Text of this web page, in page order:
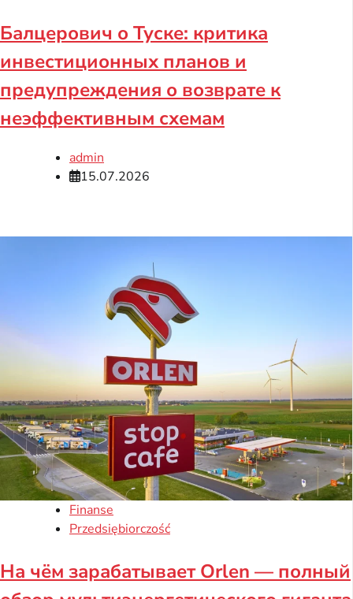
Балцерович о Туске: критика
инвестиционных планов и
предупреждения о возврате к
неэффективным схемам
admin
15.07.2026
Finanse
Przedsiębiorczość
На чём зарабатывает Orlen — полный